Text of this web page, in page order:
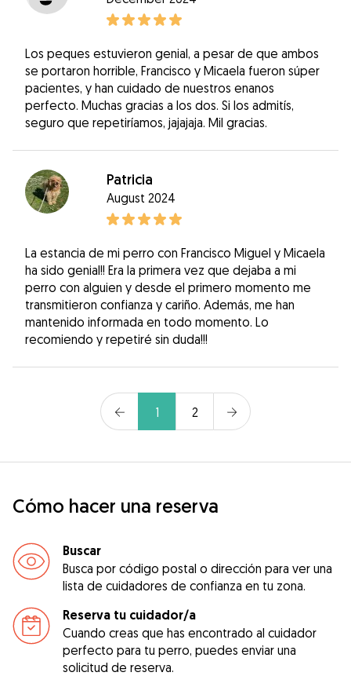
Los peques estuvieron genial, a pesar de que ambos
se portaron horrible, Francisco y Micaela fueron súper
pacientes, y han cuidado de nuestros enanos
perfecto. Muchas gracias a los dos. Si los admitís,
seguro que repetiríamos, jajajaja. Mil gracias.
Patricia
August 2024
La estancia de mi perro con Francisco Miguel y Micaela
ha sido genial!! Era la primera vez que dejaba a mi
perro con alguien y desde el primero momento me
transmitieron confianza y cariño. Además, me han
mantenido informada en todo momento. Lo
recomiendo y repetiré sin duda!!!
1 2
Cómo hacer una reserva
Buscar
Busca por código postal o dirección para ver una
lista de cuidadores de confianza en tu zona.
Reserva tu cuidador/a
Cuando creas que has encontrado al cuidador
perfecto para tu perro, puedes enviar una
solicitud de reserva.